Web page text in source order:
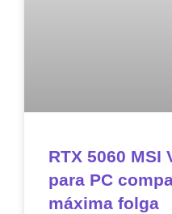
RTX 5060 MSI
para PC
máxima folga